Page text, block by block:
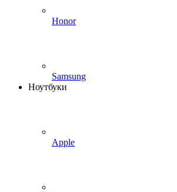
Honor
Samsung
Ноутбуки
Apple